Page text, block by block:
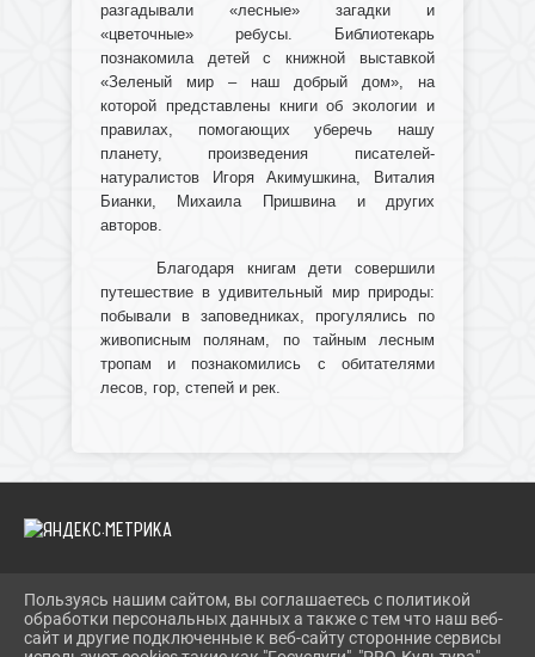
разгадывали «лесные» загадки и
«цветочные» ребусы. Библиотекарь
познакомила детей с книжной выставкой
«Зеленый мир – наш добрый дом», на
которой представлены книги об экологии и
правилах, помогающих уберечь нашу
планету, произведения писателей-
натуралистов Игоря Акимушкина, Виталия
Бианки, Михаила Пришвина и других
авторов.
Благодаря книгам дети совершили
путешествие в удивительный мир природы:
побывали в заповедниках, прогулялись по
живописным полянам, по тайным лесным
тропам и познакомились с обитателями
лесов, гор, степей и рек.
2026 Г. IBRBIB.RU
ВХОД
КАРТА САЙТА
Пользуясь нашим сайтом, вы соглашаетесь с политикой
обработки персональных данных а также с тем что наш веб-
сайт и другие подключенные к веб-сайту сторонние сервисы